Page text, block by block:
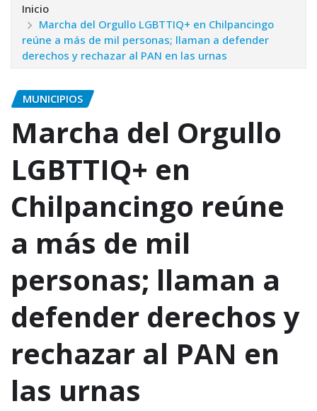
Inicio
Marcha del Orgullo LGBTTIQ+ en Chilpancingo
reúne a más de mil personas; llaman a defender
derechos y rechazar al PAN en las urnas
MUNICIPIOS
Marcha del Orgullo
LGBTTIQ+ en
Chilpancingo reúne
a más de mil
personas; llaman a
defender derechos y
rechazar al PAN en
las urnas